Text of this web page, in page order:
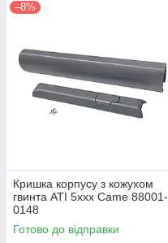
–8%
Кришка корпусу з кожухом
гвинта ATI 5xxx Came 88001-
0148
Готово до відправки